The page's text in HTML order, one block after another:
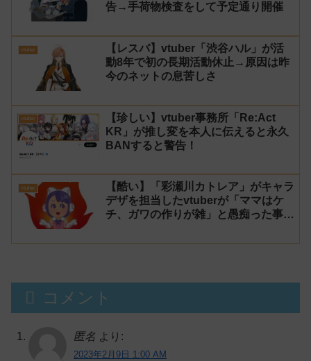
告→手荷物検査をして予定通り開催
vtuber
【レスバ】vtuber「渋谷ハル」が活
動8年で初の長期活動休止→原因は昨
今のネットの息苦しさ
vtuber
【珍しい】vtuber事務所「Re:Act
KR」が推し変を本人に伝えると永久
BANすると警告！
vtuber
【酷い】「彩瀬川カトレア」がキャラ
デザを担当したvtuberが「ママはケ
チ、ガワの作りが雑」と愚痴った事が
コメント
匿名 より:
2023年2月9日 1:00 AM